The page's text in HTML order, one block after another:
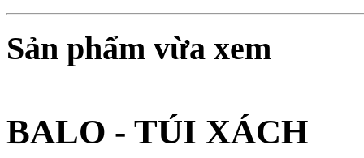
Sản phẩm vừa xem
BALO - TÚI XÁCH